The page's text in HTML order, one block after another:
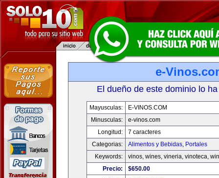
e-
El dueño de este dominio lo
Mayusculas:
E-VINOS.COM
Minusculas:
e-vinos.com
Longitud:
7 caracteres
Categorias:
Alimentos y Bebidas, Portales
Keywords:
vinos, wines, vineria, vinoteca,
Precio:
$650.00